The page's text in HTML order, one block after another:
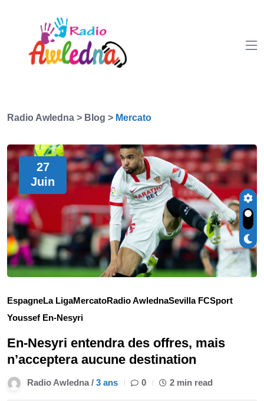
Radio Awledna > Blog > Mercato
27
Juin
EspagneLa LigaMercatoRadio AwlednaSevilla FCSport
Youssef En-Nesyri
En-Nesyri entendra des offres, mais
n’acceptera aucune destination
Radio Awledna / 3 ans 0 2 min read